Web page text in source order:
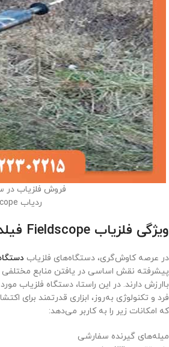
فروش فلزیاب در
ردیاب Fieldscope
ویژگی فلزیاب Fieldscope فیلداسکوپ
در عرصه کاوش‌گری، دستگاه‌های فلزیاب
پیشرفته نقش اساسی در یافتن منابع مختلفی
باارزش دارند. در این راستا، دستگاه فلزیاب
فرد و تکنولوژی به‌روز، ابزاری قدرتمند برای
که امکانات زیر را به کاربر می‌دهد:
میله‌های گیرنده سفارشی